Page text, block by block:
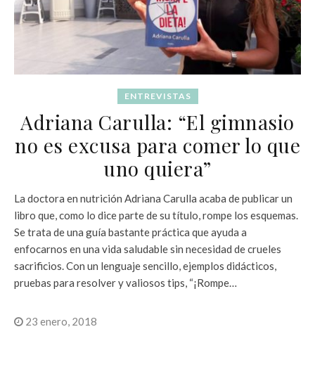
ENTREVISTAS
Adriana Carulla: “El gimnasio
no es excusa para comer lo que
uno quiera”
La doctora en nutrición Adriana Carulla acaba de publicar un
libro que, como lo dice parte de su título, rompe los esquemas.
Se trata de una guía bastante práctica que ayuda a
enfocarnos en una vida saludable sin necesidad de crueles
sacrificios. Con un lenguaje sencillo, ejemplos didácticos,
pruebas para resolver y valiosos tips, “¡Rompe…
23 enero, 2018